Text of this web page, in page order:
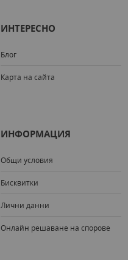
ИНТЕРЕСНО
Блог
Карта на сайта
ИНФОРМАЦИЯ
Общи условия
Бисквитки
Лични данни
Онлайн решаване на спорове